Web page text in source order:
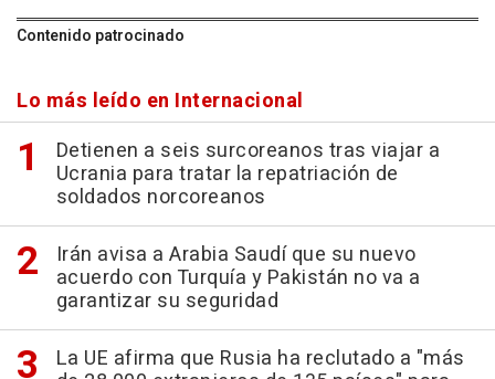
Contenido patrocinado
Lo más leído en Internacional
Detienen a seis surcoreanos tras viajar a
Ucrania para tratar la repatriación de
soldados norcoreanos
Irán avisa a Arabia Saudí que su nuevo
acuerdo con Turquía y Pakistán no va a
garantizar su seguridad
La UE afirma que Rusia ha reclutado a "más